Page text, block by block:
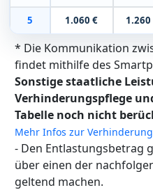
5 1.060 € 1.260
* Die Kommunikation
findet mithilfe des
Sonstige staatliche
Verhinderungspflege
Tabelle noch nicht
Mehr Infos zur
- Den Entlastungsbetrag
über einen der
geltend machen.